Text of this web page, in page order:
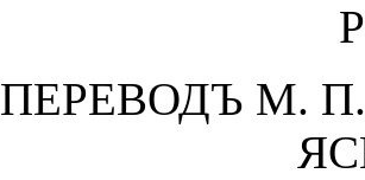
ПЕРЕВОДЪ М.